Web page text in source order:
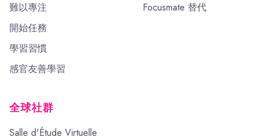
難以專注
開始任務
學習習慣
感官友善學習
Focusmate 替代
全球社群
Salle d'Étude Virtuelle